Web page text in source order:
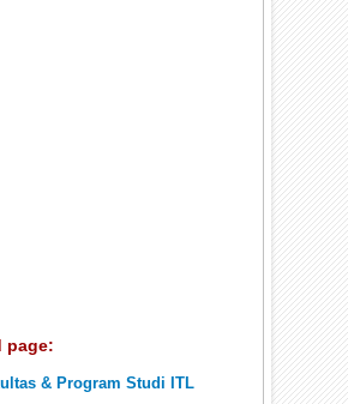
page:
& Program Studi ITL